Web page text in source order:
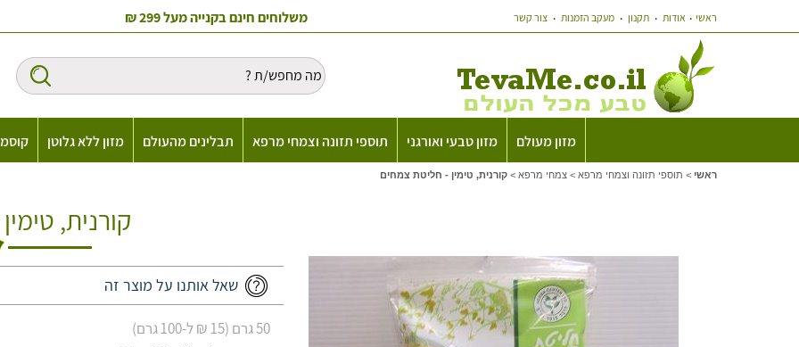
ראשי אודות תקנון מעקב הזמנות צור קשר משלוחים חינם בקנייה מעל 299 ₪
מזון מעולם מזון טבעי ואורגני תוספי תזונה וצמחי מרפא תבלינים מהעולם מזון ללא גלוטן
ראשי > תוספי תזונה וצמחי מרפא > צמחי מרפא > קורנית, טימין - חליטת צמחים
קורנית,
שאל אותנו על מוצר זה
50 גרם (15 ₪ ל-100 גרם)